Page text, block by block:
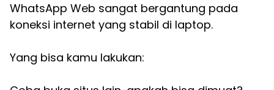
WhatsApp Web sangat bergantung pada
koneksi internet yang stabil di laptop.
Yang bisa kamu lakukan: